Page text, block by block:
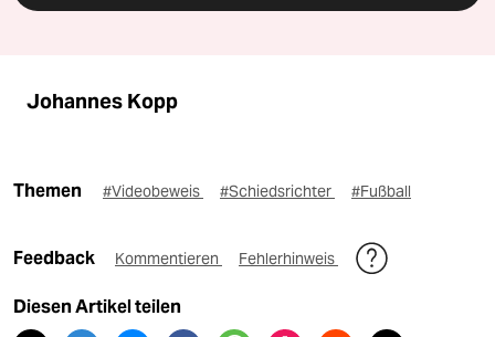
Johannes Kopp
Themen #Videobeweis #Schiedsrichter #Fußball
Feedback Kommentieren Fehlerhinweis
Diesen Artikel teilen